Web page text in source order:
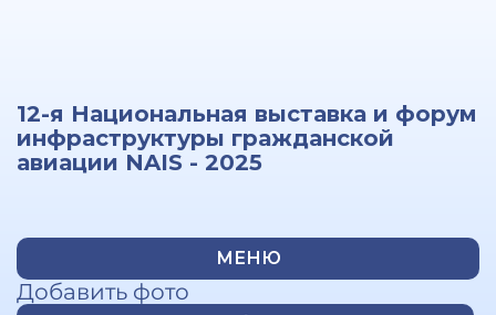
12-я Национальная выставка и форум
инфраструктуры гражданской
авиации NAIS - 2025
МЕНЮ
Добавить фото